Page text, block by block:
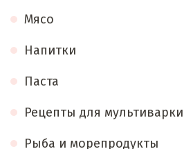
Мясо
Напитки
Паста
Рецепты для мультиварки
Рыба и морепродукты